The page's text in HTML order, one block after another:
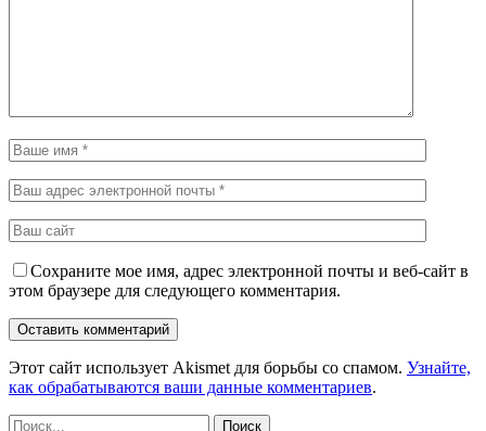
Сохраните мое имя, адрес электронной почты и веб-сайт в
этом браузере для следующего комментария.
Этот сайт использует Akismet для борьбы со спамом. Узнайте,
как обрабатываются ваши данные комментариев.